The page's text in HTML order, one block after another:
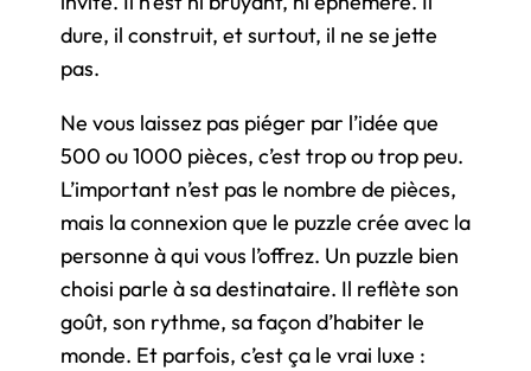
dure, il construit, et surtout, il ne se jette
pas.
Ne vous laissez pas piéger par l’idée que
500 ou 1000 pièces, c’est trop ou trop peu.
L’important n’est pas le nombre de pièces,
mais la connexion que le puzzle crée avec la
personne à qui vous l’offrez. Un puzzle bien
choisi parle à sa destinataire. Il reflète son
goût, son rythme, sa façon d’habiter le
monde. Et parfois, c’est ça le vrai luxe :